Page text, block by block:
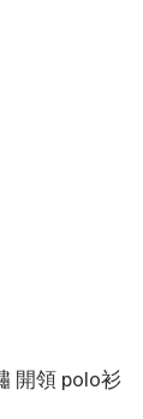
開領 polo衫